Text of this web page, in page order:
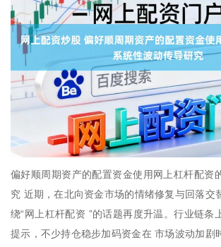
偏好顺周期资产的配置资金使用网上杠杆配资
究 近期，在北向资金市场的情绪修复与回落交
绕“网上杠杆配资 ”的话题再度升温。行业链条
提示，不少持仓稳步加码资金在 市场波动加剧